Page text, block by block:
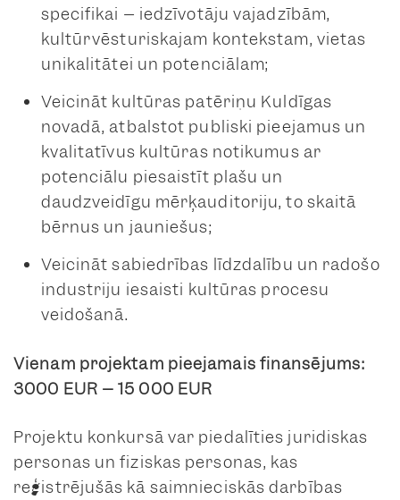
specifikai – iedzīvotāju vajadzībām,
kultūrvēsturiskajam kontekstam, vietas
unikalitātei un potenciālam;
Veicināt kultūras patēriņu Kuldīgas
novadā, atbalstot publiski pieejamus un
kvalitatīvus kultūras notikumus ar
potenciālu piesaistīt plašu un
daudzveidīgu mērķauditoriju, to skaitā
bērnus un jauniešus;
Veicināt sabiedrības līdzdalību un radošo
industriju iesaisti kultūras procesu
veidošanā.
Vienam projektam pieejamais finansējums:
3000 EUR – 15 000 EUR
Projektu konkursā var piedalīties juridiskas
personas un fiziskas personas, kas
reģistrējušās kā saimnieciskās darbības